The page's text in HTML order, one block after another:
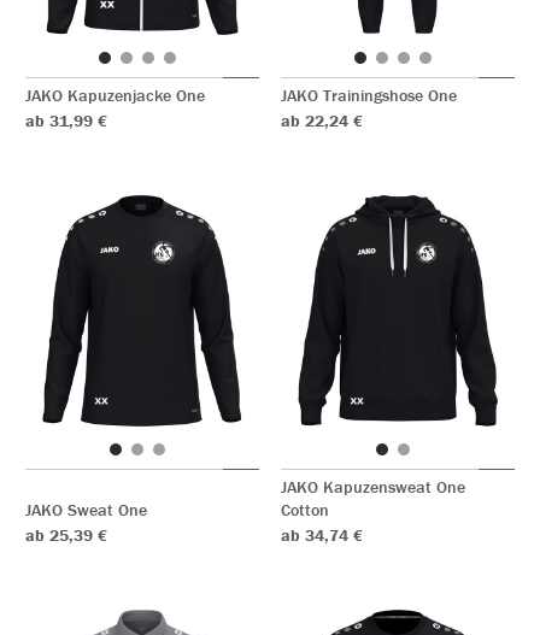
JAKO Kapuzenjacke One
ab 31,99 €
JAKO Trainingshose One
ab 22,24 €
JAKO Sweat One
ab 25,39 €
JAKO Kapuzensweat One
Cotton
ab 34,74 €